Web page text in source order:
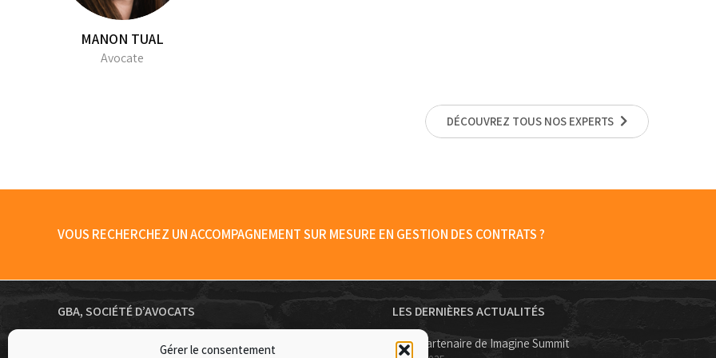
Gérer le consentement
MANON TUAL
Avocate
DÉCOUVREZ TOUS NOS EXPERTS
VOUS RECHERCHEZ UN ACCOMPAGNEMENT SUR MESURE EN GESTION DES CONTRATS ?
GBA, SOCIÉTÉ D’AVOCATS
Une équipe composée d’avocats, de juristes, d’assistants
LES DERNIÈRES ACTUALITÉS
GBA, partenaire de Imagine Summit